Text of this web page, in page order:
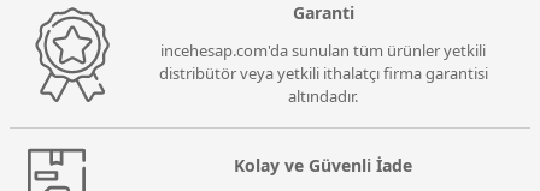
Garanti
incehesap.com'da sunulan tüm ürünler yetkili
distribütör veya yetkili ithalatçı firma garantisi
altındadır.
Kolay ve Güvenli İade